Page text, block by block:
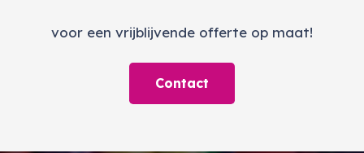
voor een vrijblijvende offerte op maat!
Contact